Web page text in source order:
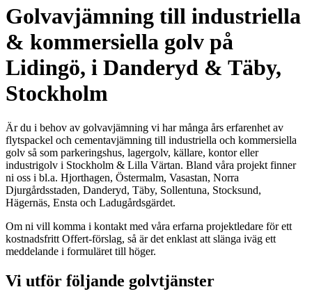
Golvavjämning till industriella
& kommersiella golv på
Lidingö, i Danderyd & Täby,
Stockholm
Är du i behov av golvavjämning vi har många års erfarenhet av
flytspackel och cementavjämning till industriella och kommersiella
golv så som parkeringshus, lagergolv, källare, kontor eller
industrigolv i Stockholm & Lilla Värtan. Bland våra projekt finner
ni oss i bl.a. Hjorthagen, Östermalm, Vasastan, Norra
Djurgårdsstaden, Danderyd, Täby, Sollentuna, Stocksund,
Hägernäs, Ensta och Ladugårdsgärdet.
Om ni vill komma i kontakt med våra erfarna projektledare för ett
kostnadsfritt Offert-förslag, så är det enklast att slänga iväg ett
meddelande i formuläret till höger.
Vi utför följande golvtjänster